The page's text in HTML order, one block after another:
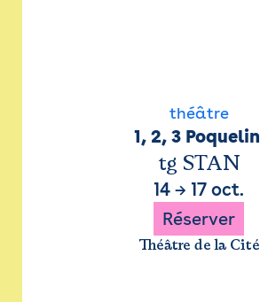
théâtre
1, 2, 3 Poquelin
tg STAN
14 → 17 oct.
Réserver
Théâtre de la Cité